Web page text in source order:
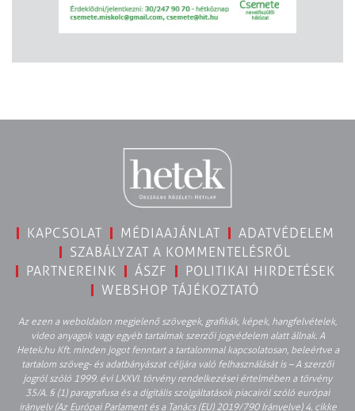
KAPCSOLAT MÉDIAAJÁNLAT
ADATVÉDELEM
SZABÁLYZAT A KOMMENTELÉSRŐL
PARTNEREINK
ÁSZF
POLITIKAI HIRDETÉSEK
WEBSHOP TÁJÉKOZTATÓ
Az ezen a weboldalon megjelenő szövegek, grafikák, képek, hangfelvételek,
video anyagok vagy egyéb tartalmak szerzői jogvédelem alatt állnak. A
Hetek.hu Kft. minden jogot fenntart a tartalommal kapcsolatosan, beleértve a
tartalom szöveg- és adatbányászat céljára való felhasználását is – A szerzői
jogról szóló 1999. évi LXXVI. törvény rendelkezései értelmében a törvény
35/A. § (1) paragrafusa és a digitális szolgáltatások piacairól szóló európai
irányelv (Az Európai Parlament és a Tanács (EU) 2019/790 Irányelve) 4. cikke